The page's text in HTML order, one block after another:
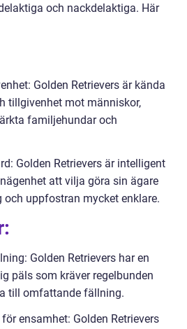
och nackdelaktiga. Här
Golden Retrievers är kända
tillgivenhet mot människor,
familjehundar och
Golden Retrievers är intelligent
att vilja göra sin ägare
och uppfostran mycket enklare.
Golden Retrievers har en
päls som kräver regelbunden
till omfattande fällning.
ensamhet: Golden Retrievers